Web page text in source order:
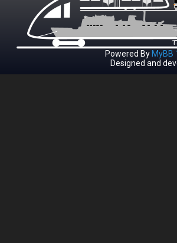
Powered By MyBB
Designed and